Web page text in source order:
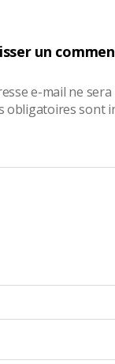
un
e-mail ne sera
obligatoires sont